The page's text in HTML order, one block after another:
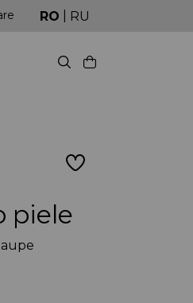
RO RU
piele